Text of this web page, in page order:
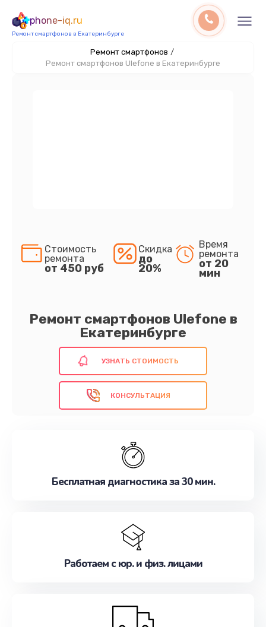
phone-iq.ru
Ремонт смартфонов в Екатеринбурге
Ремонт смартфонов /
Ремонт смартфонов Ulefone в Екатеринбурге
Ремонт смартфонов Ulefone в
Екатеринбурге
Стоимость
ремонта
от 450 руб
Скидка
до
20%
Время
ремонта
от 20
мин
УЗНАТЬ СТОИМОСТЬ
КОНСУЛЬТАЦИЯ
Бесплатная диагностика за 30 мин.
Работаем с юр. и физ. лицами